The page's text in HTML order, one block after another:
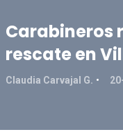
Carabineros
rescate en
Claudia Carvajal G.